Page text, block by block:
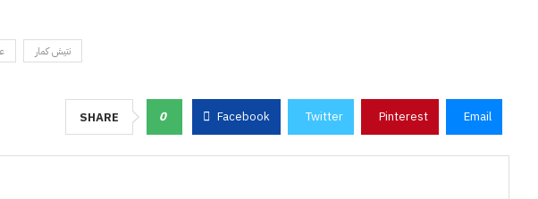
نتیش کمار
SHARE 0 Facebook Twitter Pinterest Email